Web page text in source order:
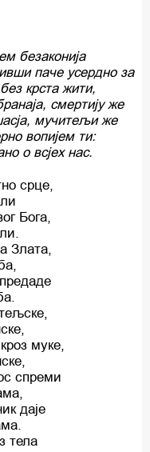
безаконија
паче усердно за
крста жити,
смертију же
мучитељи же
вопијем ти:
о всјех нас.
срце,
Бога,
Злата,
муке,
спреми
даје
тела